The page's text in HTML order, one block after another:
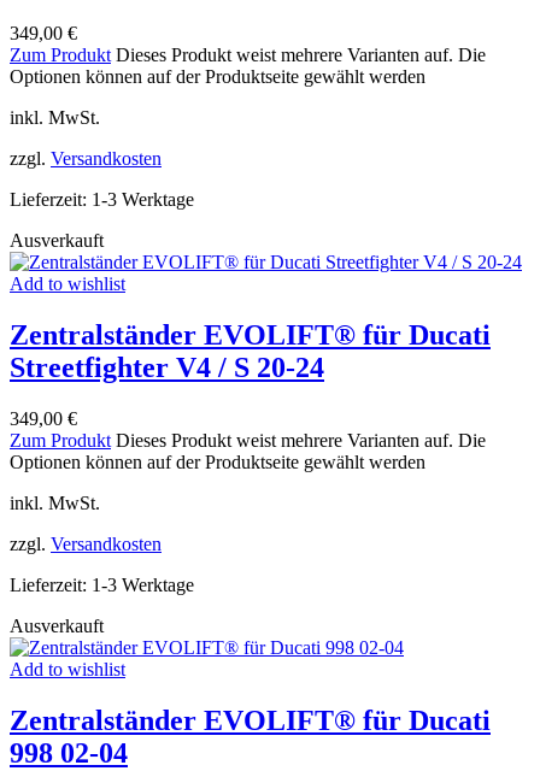
349,00 €
Zum Produkt Dieses Produkt weist mehrere Varianten auf. Die
Optionen können auf der Produktseite gewählt werden
inkl. MwSt.
zzgl. Versandkosten
Lieferzeit: 1-3 Werktage
Ausverkauft
Add to wishlist
Zentralständer EVOLIFT® für Ducati
Streetfighter V4 / S 20-24
349,00 €
Zum Produkt Dieses Produkt weist mehrere Varianten auf. Die
Optionen können auf der Produktseite gewählt werden
inkl. MwSt.
zzgl. Versandkosten
Lieferzeit: 1-3 Werktage
Ausverkauft
Add to wishlist
Zentralständer EVOLIFT® für Ducati
998 02-04